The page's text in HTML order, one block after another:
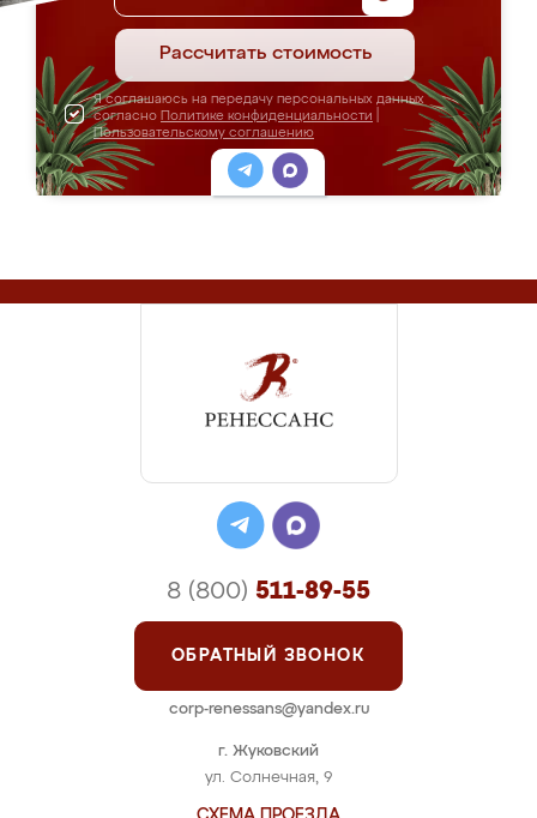
Рассчитать стоимость
Я соглашаюсь на передачу персональных данных
согласно Политике конфиденциальности
Пользовательскому соглашению
г. Жуковский
ул. Солнечная, 9
8 (800) 511-89-55
ОБРАТНЫЙ ЗВОНОК
corp-renessans@yandex.ru